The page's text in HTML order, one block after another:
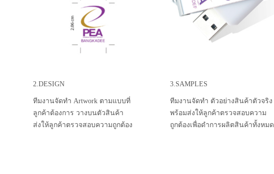
2.DESIGN
ทีมงานจัดทำ Artwork ตามแบบที่
ลูกค้าต้องการ วางบนตัวสินค้า
ส่งให้ลูกค้าตรวจสอบความถูกต้อง
3.SAMPLES
ทีมงานจัดทำ ตัวอย่างสินค้าตัวจริง
พร้อมส่งให้ลูกค้าตรวจสอบความ
ถูกต้องเพื่อดำการผลิตสินค้าทั้งหมด